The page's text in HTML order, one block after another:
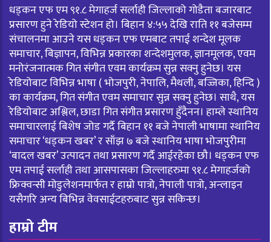
धड्कन एफ एम ९१.८ मेगाहर्ज सर्लाही जिल्लाको गोडैता बजारबाट
प्रसारण हुने रेडियो स्टेशन हो। बिहान ४:५५ देखि राति ११ बजेसम्म
संचालनमा आउने यस धड्कन एफ एमबाट तपाई शन्देश मूलक
समाचार, बिज्ञापन, विभिन्न प्रकारका शन्देशमुलक, ज्ञानमूलक, एवम
मनोरंजनात्मक गित संगीत एवम कार्यक्रम सुन्न सक्नु हुनेछ। यस
रेडियोबाट विभिन्न भाषा ( भोजपुरी, नेपालि, मैथली, बज्जिका, हिन्दि )
का कार्यक्रम, गित संगीत एवम समाचार सुन्न सक्नु हुनेछ। साथै, यस
रेडियोबाट अश्लिल, छाडा गित संगीत प्रसारण हुँदैनन। हाम्ले स्थानिय
समाचारलाई बिशेष जोड गर्दै बिहान ११ बजे नेपाली भाषामा स्थानिय
समाचार ‘धड्कन खबर’ र साँझ ७ बजे स्थानिय भाषा भोजपुरीमा
‘बादल खबर’ उत्पादन तथा प्रसारण गर्दै आईरहेका छौ। धड्कन एफ
एम तपाई सर्लाही तथा आसपासका जिल्लाहरुमा ९१.८ मेगाहर्जको
फ्रिक्वन्सी मोडुलेशनमार्फत र हाम्रो पात्रो, नेपाली पात्रो, अन्लाइन
यसैगरि अन्य बिभिन्न वेवसाईटहरुबाट सुन्न सकिन्छ।
हाम्रो टीम